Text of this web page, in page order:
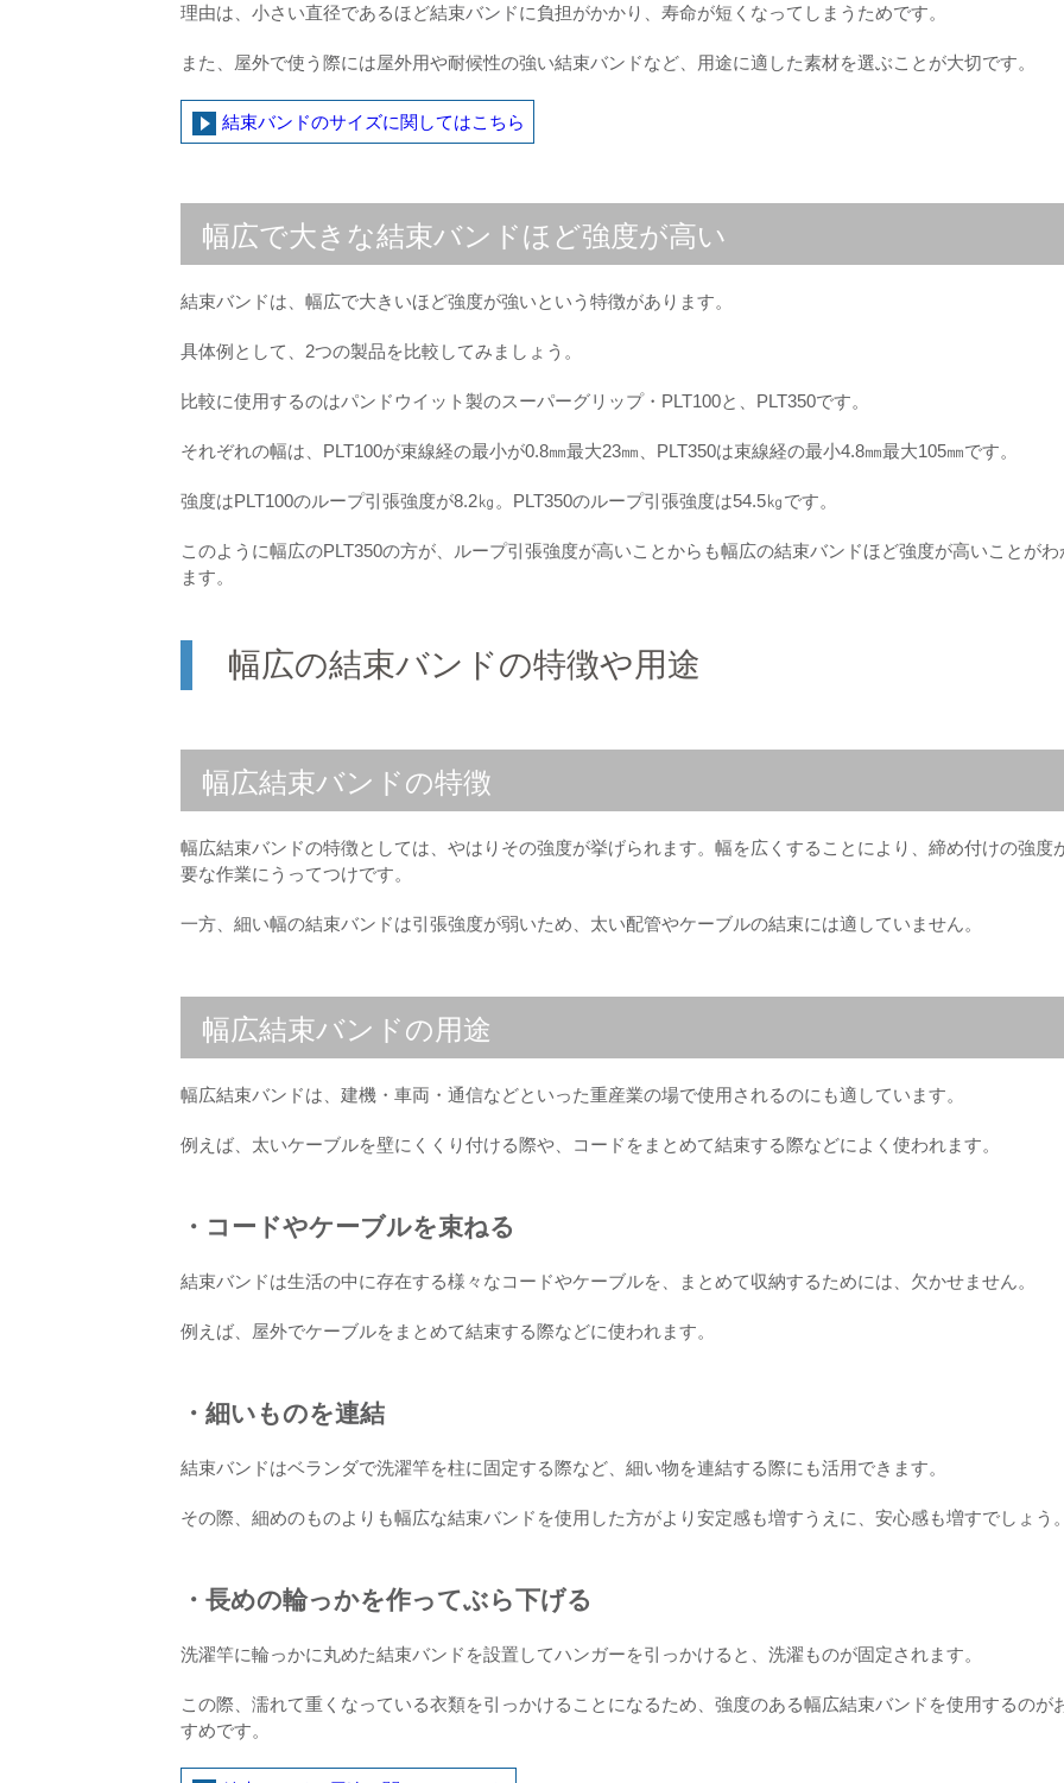
理由は、小さい直径であるほど結束バンドに負担がかかり、寿命が短くなってしまうためです。
また、屋外で使う際には屋外用や耐候性の強い結束バンドなど、用途に適した素材を選ぶことが大切です。
結束バンドのサイズに関してはこちら
幅広で大きな結束バンドほど強度が高い
結束バンドは、幅広で大きいほど強度が強いという特徴があります。
具体例として、2つの製品を比較してみましょう。
比較に使用するのはパンドウイット製のスーパーグリップ・PLT100と、PLT350です。
それぞれの幅は、PLT100が束線経の最小が0.8㎜最大23㎜、PLT350は束線経の最小4.8㎜最大105㎜です。
強度はPLT100のループ引張強度が8.2㎏。PLT350のループ引張強度は54.5㎏です。
このように幅広のPLT350の方が、ループ引張強度が高いことからも幅広の結束バンドほど強度が高いことがわ
ます。
幅広の結束バンドの特徴や用途
幅広結束バンドの特徴
幅広結束バンドの特徴としては、やはりその強度が挙げられます。幅を広くすることにより、締め付けの強度
要な作業にうってつけです。
一方、細い幅の結束バンドは引張強度が弱いため、太い配管やケーブルの結束には適していません。
幅広結束バンドの用途
幅広結束バンドは、建機・車両・通信などといった重産業の場で使用されるのにも適しています。
例えば、太いケーブルを壁にくくり付ける際や、コードをまとめて結束する際などによく使われます。
・コードやケーブルを束ねる
結束バンドは生活の中に存在する様々なコードやケーブルを、まとめて収納するためには、欠かせません。
例えば、屋外でケーブルをまとめて結束する際などに使われます。
・細いものを連結
結束バンドはベランダで洗濯竿を柱に固定する際など、細い物を連結する際にも活用できます。
その際、細めのものよりも幅広な結束バンドを使用した方がより安定感も増すうえに、安心感も増すでしょう
・長めの輪っかを作ってぶら下げる
洗濯竿に輪っかに丸めた結束バンドを設置してハンガーを引っかけると、洗濯ものが固定されます。
この際、濡れて重くなっている衣類を引っかけることになるため、強度のある幅広結束バンドを使用するのが
すめです。